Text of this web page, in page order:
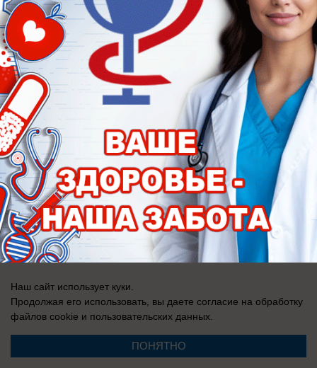
СМИ Блокнот Ставрополь зарегистрировано Федеральной службой по
надзору в сфере связи, информационных технологий и массовых
коммуникаций (Роскомнадзор). Реестровая запись о регистрации СМИ:
Эл № ФС77-76032 от 12 июля 2019 г. (Первоначальное свидетельство
Эл № ФС77-62273 от 03 июля 2015 г.)
Наш сайт использует куки.
Продолжая его использовать, вы даете согласие на обработку
файлов cookie и пользовательских данных.
ПОНЯТНО